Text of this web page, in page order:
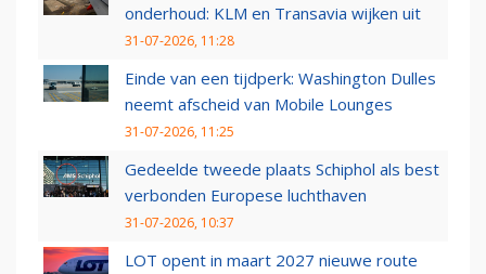
onderhoud: KLM en Transavia wijken uit
31-07-2026, 11:28
Einde van een tijdperk: Washington Dulles
neemt afscheid van Mobile Lounges
31-07-2026, 11:25
Gedeelde tweede plaats Schiphol als best
verbonden Europese luchthaven
31-07-2026, 10:37
LOT opent in maart 2027 nieuwe route